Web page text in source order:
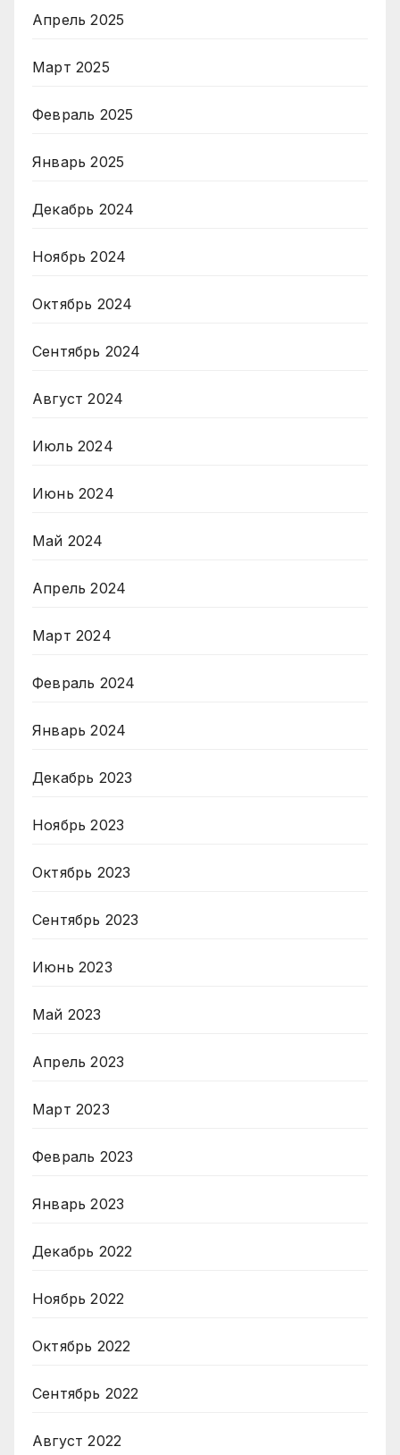
Апрель 2025
Март 2025
Февраль 2025
Январь 2025
Декабрь 2024
Ноябрь 2024
Октябрь 2024
Сентябрь 2024
Август 2024
Июль 2024
Июнь 2024
Май 2024
Апрель 2024
Март 2024
Февраль 2024
Январь 2024
Декабрь 2023
Ноябрь 2023
Октябрь 2023
Сентябрь 2023
Июнь 2023
Май 2023
Апрель 2023
Март 2023
Февраль 2023
Январь 2023
Декабрь 2022
Ноябрь 2022
Октябрь 2022
Сентябрь 2022
Август 2022